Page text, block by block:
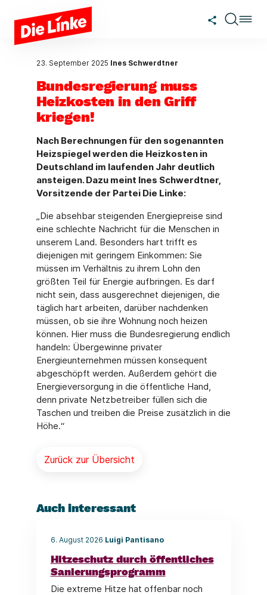
Zum Hauptinhalt springen
23. September 2025 Ines Schwerdtner
Bundesregierung muss
Heizkosten in den Griff
kriegen!
Nach Berechnungen für den sogenannten
Heizspiegel werden die Heizkosten in
Deutschland im laufenden Jahr deutlich
ansteigen. Dazu meint Ines Schwerdtner,
Vorsitzende der Partei Die Linke:
„Die absehbar steigenden Energiepreise sind
eine schlechte Nachricht für die Menschen in
unserem Land. Besonders hart trifft es
diejenigen mit geringem Einkommen: Sie
müssen im Verhältnis zu ihrem Lohn den
größten Teil für Energie aufbringen. Es darf
nicht sein, dass ausgerechnet diejenigen, die
täglich hart arbeiten, darüber nachdenken
müssen, ob sie ihre Wohnung noch heizen
können. Hier muss die Bundesregierung endlich
handeln: Übergewinne privater
Energieunternehmen müssen konsequent
abgeschöpft werden. Außerdem gehört die
Energieversorgung in die öffentliche Hand,
denn private Netzbetreiber füllen sich die
Taschen und treiben die Preise zusätzlich in die
Höhe.“
Zurück zur Übersicht
Auch interessant
6. August 2026 Luigi Pantisano
Hitzeschutz durch öffentliches
Sanierungsprogramm
Die extreme Hitze hat offenbar noch